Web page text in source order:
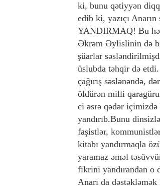
ki, bunu qətiyyən
edib ki, yazıçı
YANDIRMAQ! Bu
Əkrəm Əylislinin də
şüarlar
üslubda təhqir də
çağırış səslənəndə,
öldürən milli
ci əsrə qədər içimizdə
yandırıb.Bunu
faşistlər,
kitabı yandırmaqla
yaramaz əməl
fikrini yandırandan o
Anarı da